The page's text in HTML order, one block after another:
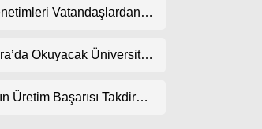
Spor
Magazin
Vatandaşlardan
Okuyacak Üniversite
Üretim Başarısı Takdir